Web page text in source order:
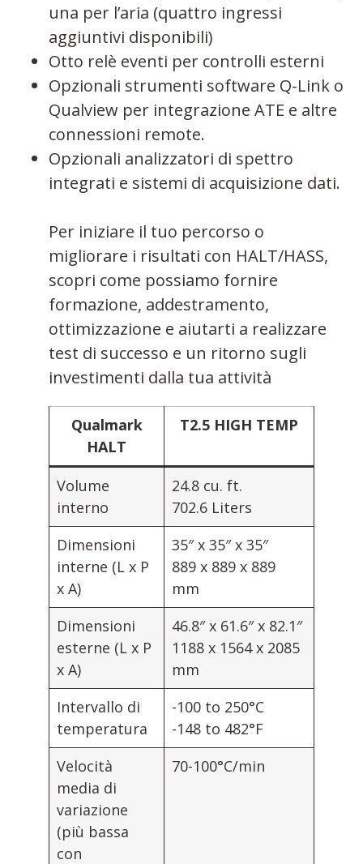
una per l’aria (quattro ingressi
aggiuntivi disponibili)
Otto relè eventi per controlli esterni
Opzionali strumenti software Q-Link o
Qualview per integrazione ATE e altre
connessioni remote.
Opzionali analizzatori di spettro
integrati e sistemi di acquisizione dati.
Per iniziare il tuo percorso o
migliorare i risultati con HALT/HASS,
scopri come possiamo fornire
formazione, addestramento,
ottimizzazione e aiutarti a realizzare
test di successo e un ritorno sugli
investimenti dalla tua attività
Qualmark
HALT
T2.5 HIGH TEMP
Volume
interno
24.8 cu. ft.
702.6 Liters
Dimensioni
interne (L x P
x A)
35″ x 35″ x 35″
889 x 889 x 889
mm
Dimensioni
esterne (L x P
x A)
46.8″ x 61.6″ x 82.1″
1188 x 1564 x 2085
mm
Intervallo di
temperatura
-100 to 250°C
-148 to 482°F
Velocità
media di
variazione
(più bassa
con
70-100°C/min